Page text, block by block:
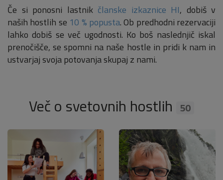
Če si ponosni lastnik članske izkaznice HI, dobiš v
naših hostlih se 10 % popusta. Ob predhodni rezervaciji
lahko dobiš se več ugodnosti. Ko boš naslednjič iskal
prenočišče, se spomni na naše hostle in pridi k nam in
ustvarjaj svoja potovanja skupaj z nami.
Več o svetovnih hostlih 50